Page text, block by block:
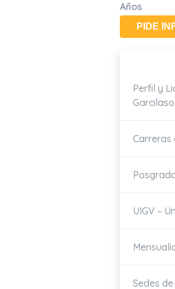
Años
PIDE
Perfil y
Carreras
UIGV –
Sedes